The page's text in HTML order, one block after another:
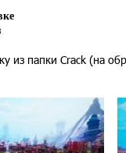
из папки Crack (на